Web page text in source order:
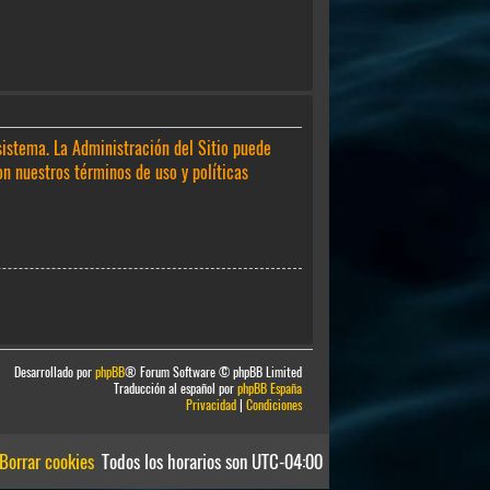
La Administración del Sitio puede
nuestros términos de uso y políticas
Desarrollado porphpBB® Forum Software © phpBB Limited
Traducción al español porphpBB España
Privacidad| Condiciones
Todos los horarios son UTC-04:00
Borrar cookies